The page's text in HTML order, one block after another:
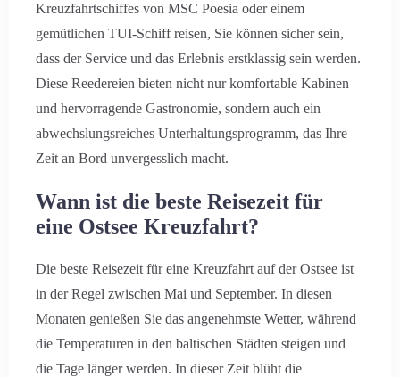
Kreuzfahrtschiffes von MSC Poesia oder einem
gemütlichen TUI-Schiff reisen, Sie können sicher sein,
dass der Service und das Erlebnis erstklassig sein werden.
Diese Reedereien bieten nicht nur komfortable Kabinen
und hervorragende Gastronomie, sondern auch ein
abwechslungsreiches Unterhaltungsprogramm, das Ihre
Zeit an Bord unvergesslich macht.
Wann ist die beste Reisezeit für
eine Ostsee Kreuzfahrt?
Die beste Reisezeit für eine Kreuzfahrt auf der Ostsee ist
in der Regel zwischen Mai und September. In diesen
Monaten genießen Sie das angenehmste Wetter, während
die Temperaturen in den baltischen Städten steigen und
die Tage länger werden. In dieser Zeit blüht die